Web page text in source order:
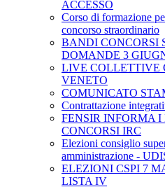
ACCESSO
Corso di formazione
concorso straordinario
BANDI CONCORSI
DOMANDE 3
LIVE COLLETTIVE
VENETO
COMUNICATO
Contrattazione
FENSIR INFORMA
CONCORSI IRC
Elezioni consiglio
amministrazione -
ELEZIONI CSPI 7
LISTA IV